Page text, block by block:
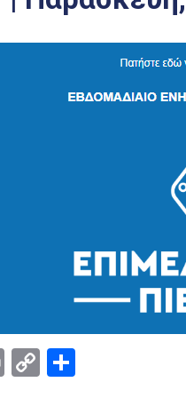
PrintCopy